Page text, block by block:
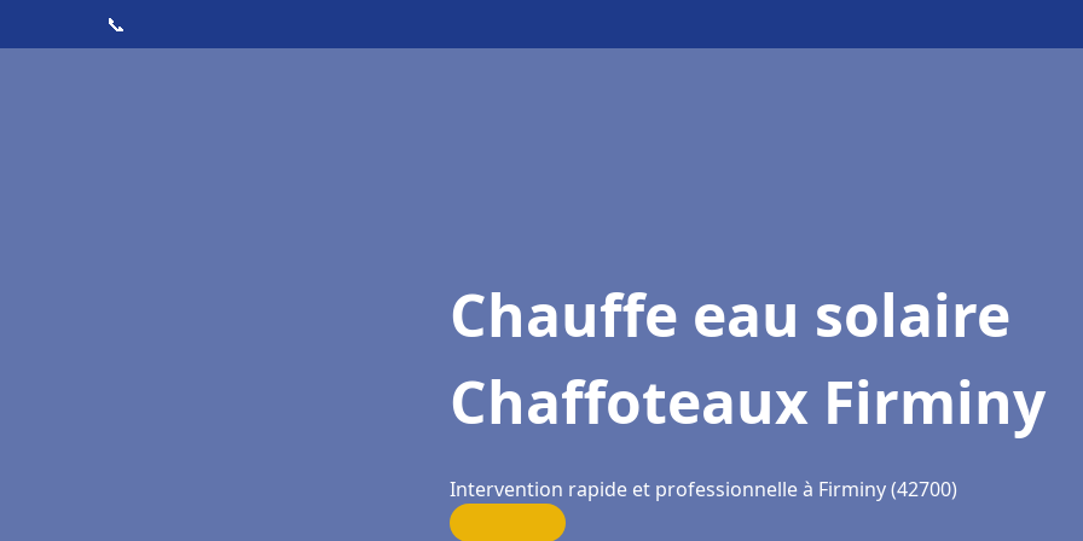
📞
Chauffe eau solaire
Chaffoteaux Firminy
Intervention rapide et professionnelle à Firminy (42700)